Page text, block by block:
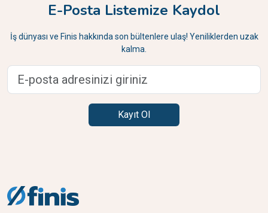
E-Posta Listemize Kaydol
İş dünyası ve Finis hakkında son bültenlere ulaş! Yeniliklerden uzak
kalma.
Kayıt Ol